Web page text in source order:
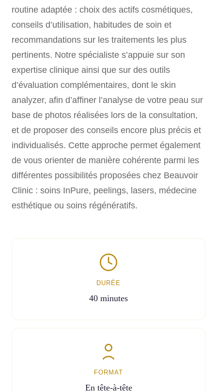
routine adaptée : choix des actifs cosmétiques,
conseils d’utilisation, habitudes de soin et
recommandations sur les traitements les plus
pertinents. Notre spécialiste s’appuie sur son
expertise clinique ainsi que sur des outils
d’évaluation complémentaires, dont le skin
analyzer, afin d’affiner l’analyse de votre peau sur
base de photos réalisées lors de la consultation,
et de proposer des conseils encore plus précis et
individualisés. Cette approche permet également
de vous orienter de manière cohérente parmi les
différentes possibilités proposées chez Beauvoir
Clinic : soins InPure, peelings, lasers, médecine
esthétique ou soins régénératifs.
DURÉE
40 minutes
FORMAT
En tête-à-tête